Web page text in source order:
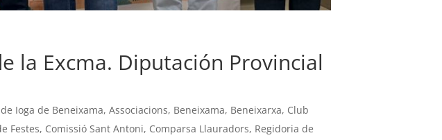
la Excma. Diputación Provincial
Ioga de Beneixama,Associacions, Beneixama, Beneixarxa, Club
Festes, Comissió Sant Antoni, Comparsa Llauradors, Regidoria de